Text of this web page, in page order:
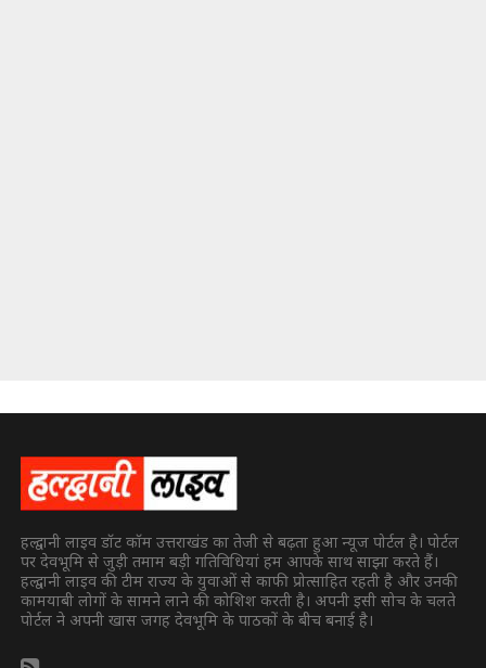
हल्द्वानी लाइव डॉट कॉम उत्तराखंड का तेजी से बढ़ता हुआ न्यूज पोर्टल है। पोर्टल
पर देवभूमि से जुड़ी तमाम बड़ी गतिविधियां हम आपके साथ साझा करते हैं।
हल्द्वानी लाइव की टीम राज्य के युवाओं से काफी प्रोत्साहित रहती है और उनकी
कामयाबी लोगों के सामने लाने की कोशिश करती है। अपनी इसी सोच के चलते
पोर्टल ने अपनी खास जगह देवभूमि के पाठकों के बीच बनाई है।